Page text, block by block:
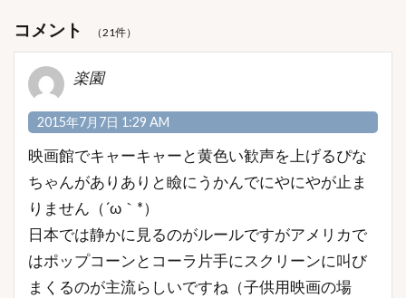
コメント （21件）
楽園
2015年7月7日 1:29 AM
映画館でキャーキャーと黄色い歓声を上げるぴな
ちゃんがありありと瞼にうかんでにやにやが止ま
りません（´ω｀*）
日本では静かに見るのがルールですがアメリカで
はポップコーンとコーラ片手にスクリーンに叫び
まくるのが主流らしいですね（子供用映画の場